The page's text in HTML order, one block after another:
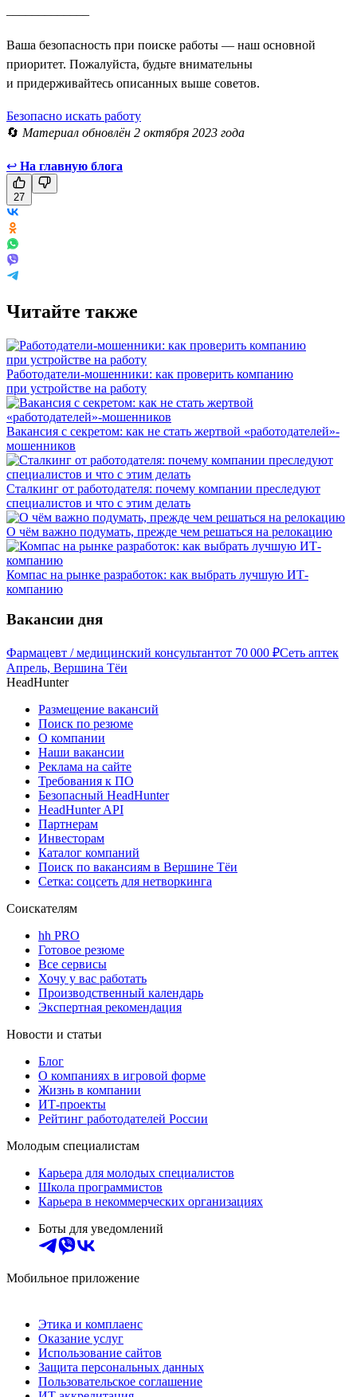
Ваша безопасность при поиске работы — наш основной
приоритет. Пожалуйста, будьте внимательны
и придерживайтесь описанных выше советов.
Безопасно искать работу
🔄 Материал обновлён 2 октября 2023 года
↩ На главную блога
27
Читайте также
Работодатели-мошенники: как проверить компанию
при устройстве на работу
Вакансия с секретом: как не стать жертвой «работодателей»-
мошенников
Сталкинг от работодателя: почему компании преследуют
специалистов и что с этим делать
О чём важно подумать, прежде чем решаться на релокацию
Компас на рынке разработок: как выбрать лучшую ИТ-
компанию
Вакансии дня
Фармацевт / медицинский консультантот 70 000 ₽Сеть аптек
Апрель, Вершина Тёи
HeadHunter
Размещение вакансий
Поиск по резюме
О компании
Наши вакансии
Реклама на сайте
Требования к ПО
Безопасный HeadHunter
HeadHunter API
Партнерам
Инвесторам
Каталог компаний
Поиск по вакансиям в Вершине Тёи
Сетка: соцсеть для нетворкинга
Соискателям
hh PRO
Готовое резюме
Все сервисы
Хочу у вас работать
Производственный календарь
Экспертная рекомендация
Новости и статьи
Блог
О компаниях в игровой форме
Жизнь в компании
ИТ-проекты
Рейтинг работодателей России
Молодым специалистам
Карьера для молодых специалистов
Школа программистов
Карьера в некоммерческих организациях
Боты для уведомлений
Мобильное приложение
Этика и комплаенс
Оказание услуг
Использование сайтов
Защита персональных данных
Пользовательское соглашение